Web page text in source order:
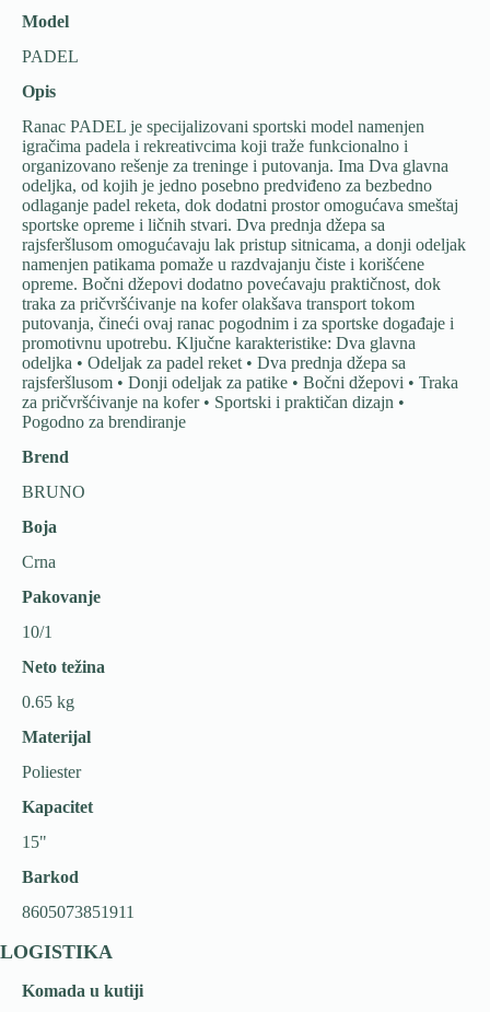
Model
PADEL
Opis
Ranac PADEL je specijalizovani sportski model namenjen
igračima padela i rekreativcima koji traže funkcionalno i
organizovano rešenje za treninge i putovanja. Ima Dva glavna
odeljka, od kojih je jedno posebno predviđeno za bezbedno
odlaganje padel reketa, dok dodatni prostor omogućava smeštaj
sportske opreme i ličnih stvari. Dva prednja džepa sa
rajsferšlusom omogućavaju lak pristup sitnicama, a donji odeljak
namenjen patikama pomaže u razdvajanju čiste i korišćene
opreme. Bočni džepovi dodatno povećavaju praktičnost, dok
traka za pričvršćivanje na kofer olakšava transport tokom
putovanja, čineći ovaj ranac pogodnim i za sportske događaje i
promotivnu upotrebu. Ključne karakteristike: Dva glavna
odeljka • Odeljak za padel reket • Dva prednja džepa sa
rajsferšlusom • Donji odeljak za patike • Bočni džepovi • Traka
za pričvršćivanje na kofer • Sportski i praktičan dizajn •
Pogodno za brendiranje
Brend
BRUNO
Boja
Crna
Pakovanje
10/1
Neto težina
0.65 kg
Materijal
Poliester
Kapacitet
15"
Barkod
8605073851911
LOGISTIKA
Komada u kutiji